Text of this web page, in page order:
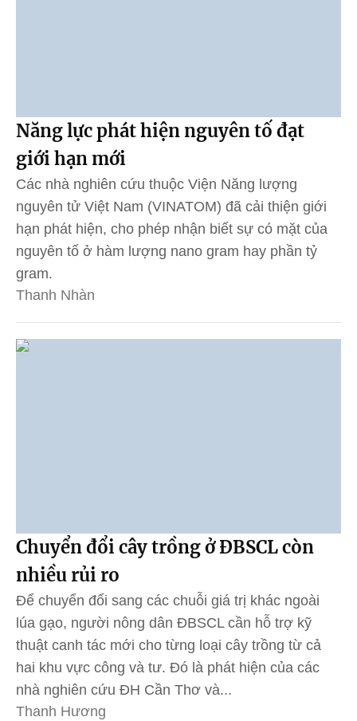
Năng lực phát hiện nguyên tố đạt
giới hạn mới
Các nhà nghiên cứu thuộc Viện Năng lượng
nguyên tử Việt Nam (VINATOM) đã cải thiện giới
hạn phát hiện, cho phép nhận biết sự có mặt của
nguyên tố ở hàm lượng nano gram hay phần tỷ
gram.
Thanh Nhàn
Chuyển đổi cây trồng ở ĐBSCL còn
nhiều rủi ro
Để chuyển đổi sang các chuỗi giá trị khác ngoài
lúa gạo, người nông dân ĐBSCL cần hỗ trợ kỹ
thuật canh tác mới cho từng loại cây trồng từ cả
hai khu vực công và tư. Đó là phát hiện của các
nhà nghiên cứu ĐH Cần Thơ và...
Thanh Hương